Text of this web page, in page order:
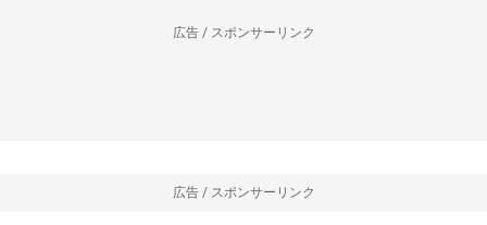
広告 / スポンサーリンク
広告 / スポンサーリンク